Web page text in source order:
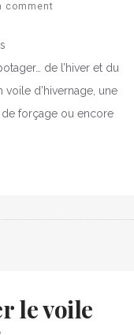
comment
de l’hiver et du
d’hivernage, une
de forçage ou encore
le voile